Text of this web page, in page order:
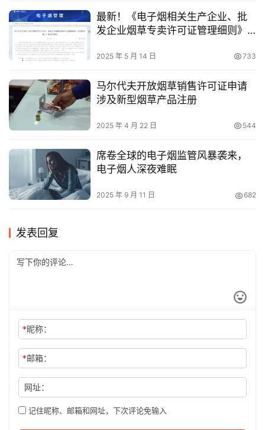
最新！《电子烟相关生产企业、批
发企业烟草专卖许可证管理细则》
2025 年 5 月 14 日 733
马尔代夫开放烟草销售许可证申请
涉及新型烟草产品注册
2025 年 4 月 22 日 544
席卷全球的电子烟监管风暴袭来，
电子烟人深夜难眠
2025 年 9 月 11 日 682
发表回复
*昵称：
*邮箱：
网址：
记住昵称、邮箱和网址，下次评论免输入